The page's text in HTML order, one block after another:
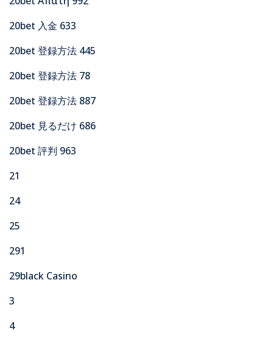
20bet 入金 633
20bet 登録方法 445
20bet 登録方法 78
20bet 登録方法 887
20bet 見るだけ 686
20bet 評判 963
21
24
25
291
29black Casino
3
4